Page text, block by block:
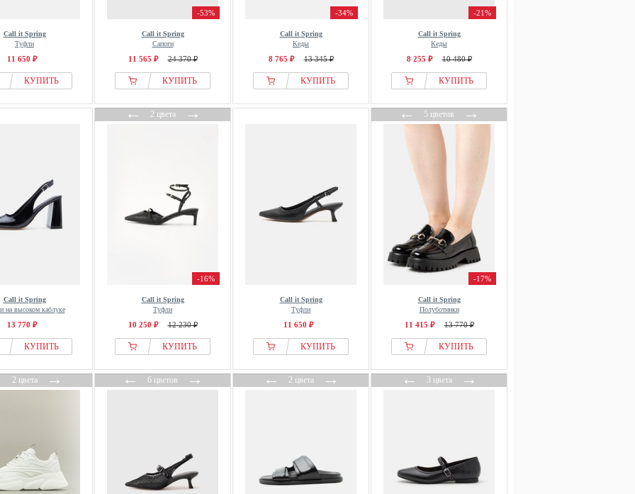
Call it Spring
Туфли
11 650 ₽
КУПИТЬ
-53%
Call it Spring
Сапоги
11 565 ₽ 24 370 ₽
КУПИТЬ
-34%
Call it Spring
Кеды
8 765 ₽ 13 345 ₽
КУПИТЬ
-21%
Call it Spring
Кеды
8 255 ₽ 10 480 ₽
КУПИТЬ
Call it Spring
на высоком каблуке
13 770 ₽
КУПИТЬ
←2 цвета→
-16%
Call it Spring
Туфли
10 250 ₽ 12 230 ₽
КУПИТЬ
Call it Spring
Туфли
11 650 ₽
КУПИТЬ
←5 цветов→
-17%
Call it Spring
Полуботинки
11 415 ₽ 13 770 ₽
КУПИТЬ
2 цвета→ ←6 цветов→ ←2 цвета→ ←3 цвета→